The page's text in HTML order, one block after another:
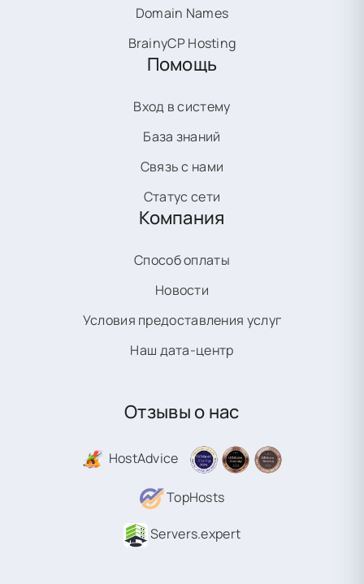
Domain Names
BrainyCP Hosting
Помощь
Вход в систему
База знаний
Связь с нами
Статус сети
Компания
Способ оплаты
Новости
Условия предоставления услуг
Наш дата-центр
Отзывы о нас
HostAdvice
TopHosts
Servers.expert